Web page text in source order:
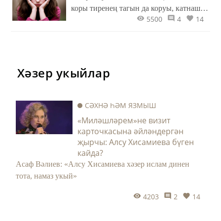
коры тиренең тагын да коруы, катнаш
комбинацияле тиренең артык
5500 4 14
Хәзер укыйлар
СӘХНӘ ҺӘМ ЯЗМЫШ
«Миләшләрем»не визит
карточкасына әйләндергән
җырчы: Алсу Хисамиева бүген
кайда?
Асаф Вәлиев: «Алсу Хисамиева хәзер ислам динен
тота, намаз укый»
4203 2 14